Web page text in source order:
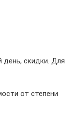
день, скидки. Для
от степени